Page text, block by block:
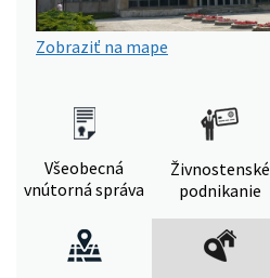
Zobraziť na mape
Všeobecná
vnútorná správa
Živnostenské
podnikanie